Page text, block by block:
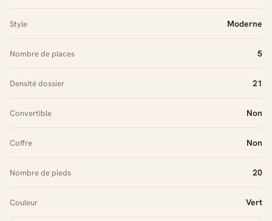
Style Moderne
Nombre de places 5
Densité dossier 21
Convertible Non
Coffre Non
Nombre de pieds 20
Couleur Vert